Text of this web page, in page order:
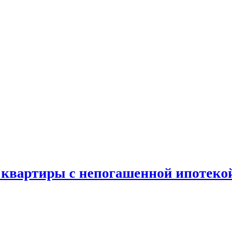
с непогашенной